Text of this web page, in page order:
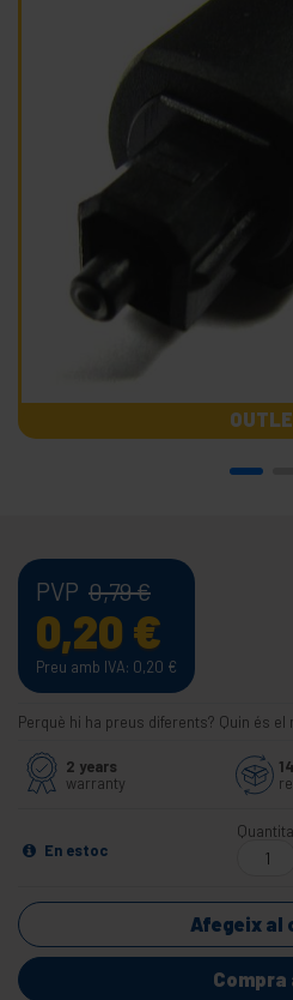
PVP 0,79€
0,20 €
Preu amb IVA: 0,20 €
Perquè hi ha preus diferents? Quin és el
2 years
warranty
En estoc
Afegeix al
Compra